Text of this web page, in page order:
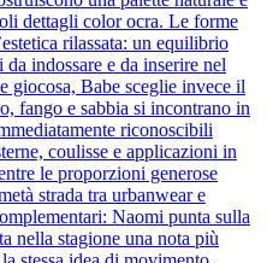
dettagli color ocra. Le forme
rilassata: un equilibrio
indossare e da inserire nel
giocosa, Babe sceglie invece il
fango e sabbia si incontrano in
riconoscibili
coulisse e applicazioni in
le proporzioni generose
strada tra urbanwear e
Naomi punta sulla
nella stagione una nota più